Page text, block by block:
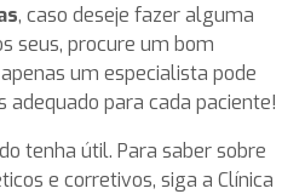
, caso deseje fazer alguma
seus, procure um bom
um especialista pode
para cada paciente!
tenha útil. Para saber sobre
e corretivos, siga a Clínica